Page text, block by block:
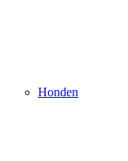
Honden